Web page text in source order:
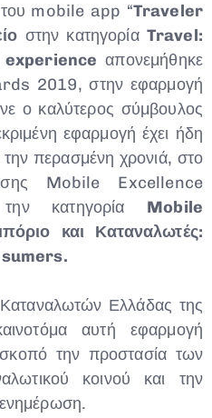
του mobile app “Traveler
στην κατηγορία Travel:
experience απονεμήθηκε
2019, στην εφαρμογή
ο καλύτερος σύμβουλος
εφαρμογή έχει ήδη
περασμένη χρονιά, στο
Mobile Excellence
κατηγορία Mobile
και Καταναλωτές:
.
Ελλάδας της
αυτή εφαρμογή
την προστασία των
κοινού και την